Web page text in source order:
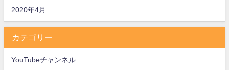
2020年4月
カテゴリー
YouTubeチャンネル